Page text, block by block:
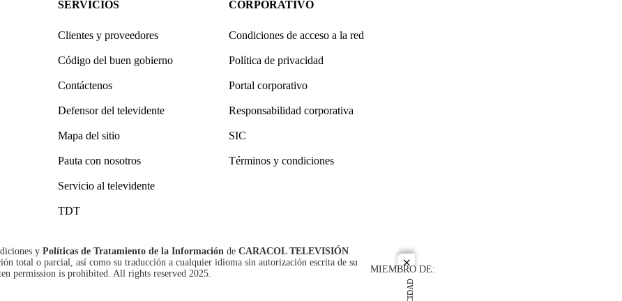
close
SERVICIOS
Clientes y proveedores
Código del buen gobierno
Contáctenos
Defensor del televidente
Mapa del sitio
Pauta con nosotros
Servicio al televidente
TDT
CORPORATIVO
Condiciones de acceso a la red
Política de privacidad
Portal corporativo
Responsabilidad corporativa
SIC
Términos y condiciones
y Políticas de Tratamiento de la Información de CARACOL TELEVISIÓN
total o parcial, así como su traducción a cualquier idioma sin autorización escrita de su
permission is prohibited. All rights reserved 2025.
MIEMBRO DE: